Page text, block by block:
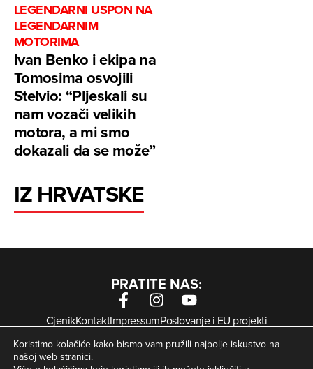
LEGENDARNI USPON NA
LEGENDARNIM
MOTORIMA
Ivan Benko i ekipa na
Tomosima osvojili
Stelvio: “Pljeskali su
nam vozači velikih
motora, a mi smo
dokazali da se može”
IZ HRVATSKE
PRATITE NAS:
CjenikKontaktImpressumPoslovanje i EU projekti
Arhiva digitalnih novina
Uvjeti korištenjaZaštita privatnosti
Kolačići
Koristimo kolačiće kako bismo vam pružili najbolje iskustvo na
našoj web stranici.